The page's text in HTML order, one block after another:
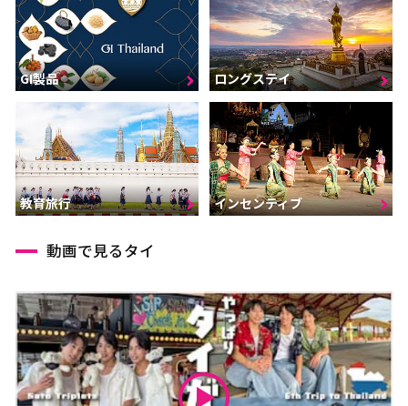
GI製品 ロングステイ
教育旅行 インセンティブ
動画で見るタイ